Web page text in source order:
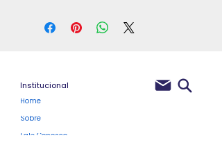
Institucional
Home
Sobre
Fale Conosco